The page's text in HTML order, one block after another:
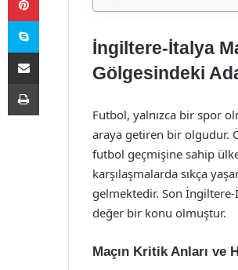
İngiltere-İtalya
Gölgesindeki
Futbol, yalnızca bir spor
araya getiren bir olgudur.
futbol geçmişine sahip
karşılaşmalarda sıkça
gelmektedir. Son İngiltere-
değer bir konu olmuştur.
Maçın Kritik Anları ve
Skype
E-Posta ile paylaş